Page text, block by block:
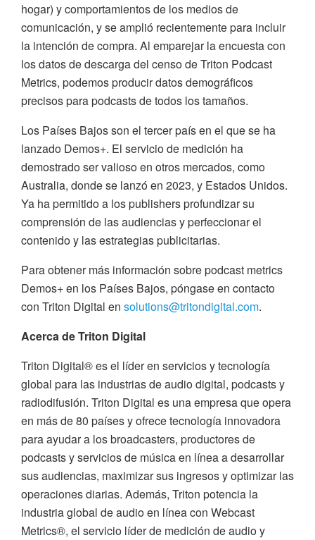
hogar) y comportamientos de los medios de
comunicación, y se amplió recientemente para incluir
la intención de compra. Al emparejar la encuesta con
los datos de descarga del censo de Triton Podcast
Metrics, podemos producir datos demográficos
precisos para podcasts de todos los tamaños.
Los Países Bajos son el tercer país en el que se ha
lanzado Demos+. El servicio de medición ha
demostrado ser valioso en otros mercados, como
Australia, donde se lanzó en 2023, y Estados Unidos.
Ya ha permitido a los publishers profundizar su
comprensión de las audiencias y perfeccionar el
contenido y las estrategias publicitarias.
Para obtener más información sobre podcast metrics
Demos+ en los Países Bajos, póngase en contacto
con Triton Digital en solutions@tritondigital.com.
Acerca de Triton Digital
Triton Digital® es el líder en servicios y tecnología
global para las industrias de audio digital, podcasts y
radiodifusión. Triton Digital es una empresa que opera
en más de 80 países y ofrece tecnología innovadora
para ayudar a los broadcasters, productores de
podcasts y servicios de música en línea a desarrollar
sus audiencias, maximizar sus ingresos y optimizar las
operaciones diarias. Además, Triton potencia la
industria global de audio en línea con Webcast
Metrics®, el servicio líder de medición de audio y